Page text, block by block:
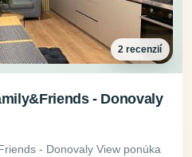
2 recenzií
- Donovaly
- Donovaly View ponúka